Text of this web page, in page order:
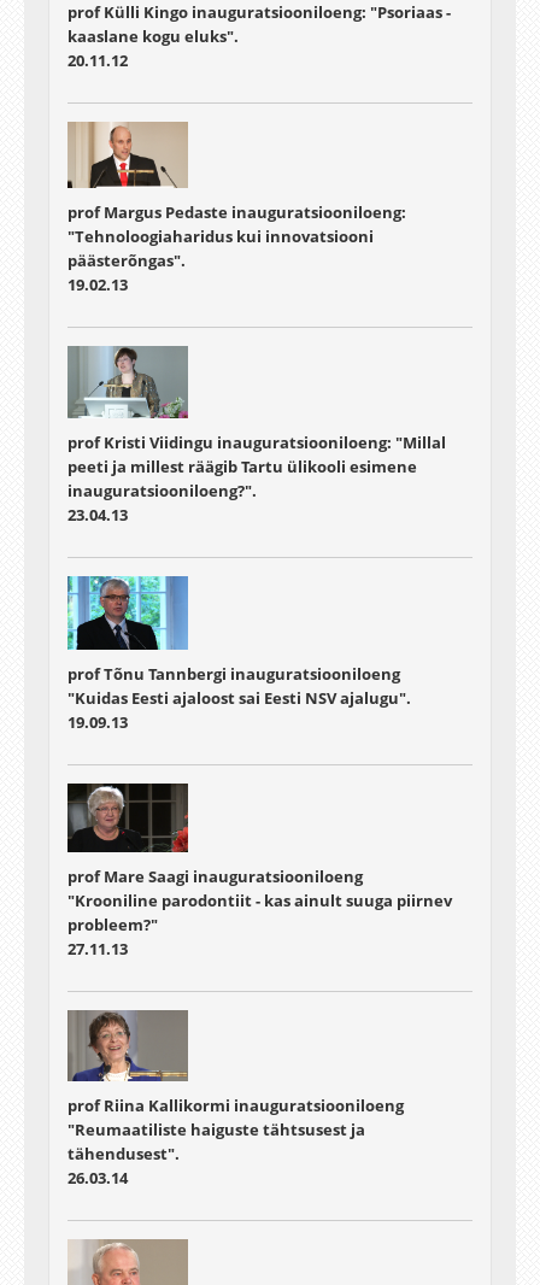
prof Külli Kingo inauguratsiooniloeng: "Psoriaas -
kaaslane kogu eluks".
20.11.12
prof Margus Pedaste inauguratsiooniloeng:
"Tehnoloogiaharidus kui innovatsiooni
päästerõngas".
19.02.13
prof Kristi Viidingu inauguratsiooniloeng: "Millal
peeti ja millest räägib Tartu ülikooli esimene
inauguratsiooniloeng?".
23.04.13
prof Tõnu Tannbergi inauguratsiooniloeng
"Kuidas Eesti ajaloost sai Eesti NSV ajalugu".
19.09.13
prof Mare Saagi inauguratsiooniloeng
"Krooniline parodontiit - kas ainult suuga piirnev
probleem?"
27.11.13
prof Riina Kallikormi inauguratsiooniloeng
"Reumaatiliste haiguste tähtsusest ja
tähendusest".
26.03.14